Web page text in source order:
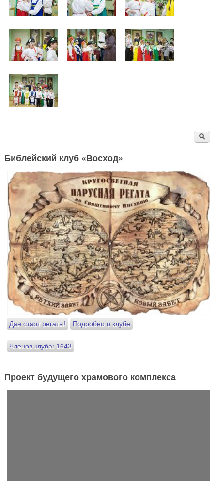
Форма поиска
Библейский клуб «Восход»
Дан старт регаты! Подробно о клубе
Членов клуба: 1643
Проект будущего храмового комплекса